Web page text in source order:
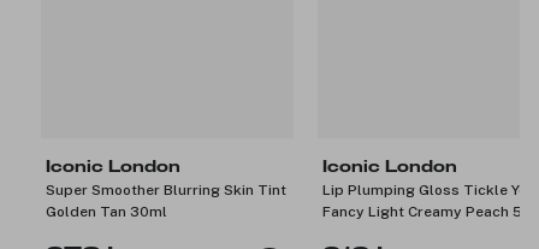
Iconic London
Super Smoother Blurring Skin Tint
Golden Tan 30ml
Iconic London
Lip Plumping Gloss Tickle
Fancy Light Creamy Peach 5ml